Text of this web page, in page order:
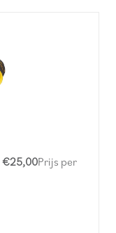
€25,00Prijs per